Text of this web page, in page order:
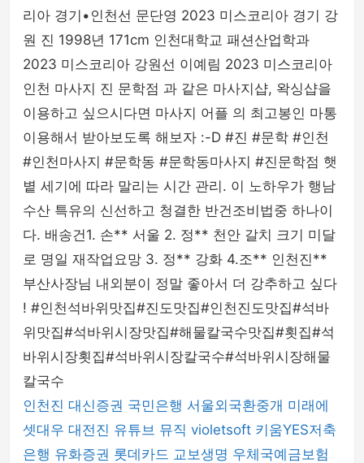
리아 경기•인천선 문단영 2023 미스코리아 경기 강
원 진 1998년 171cm 인천대학교 패션산업학과
2023 미스코리아 강원선 이예림 2023 미스코리아
인천 마사지 진 문학점 과 같은 마사지샵, 왁싱샵을
이용하고 싶으시다면 마사지 어플 의 최고봉인 마통
이용해서 받아보도록 해보자 :-D #진 #문학 #인천
#인천마사지 #문학동 #문학동마사지 #진문학점 햇
볕 세기에 따라 말리는 시간 관리. 이 노하우가 행남
수산 특유의 신선하고 청결한 반건조비법중 하나이
다. 배송건1. 손** 서울 2. 정** 천안 갈치 크기 미달
로 명일 재작업요망 3. 정** 강화 4.조** 인천진**
부산사장님 내외분이 정말 좋아서 더 강추하고 싶다
! #인천석바위맛집#진도맛집#인천진도맛집#석바
위맛집#석바위시장맛집#해물칼국수맛집#횟집#석
바위시장횟집#석바위시장칼국수#석바위시장해물
칼국수
인천진 대신증권 국민은행 서울외국환중개 미래에
셋대우 대전진 유튜브 뮤직 violetsoft 키움YES저축
은행 유화증권 롯데카드 교보생명 우체국예금보험